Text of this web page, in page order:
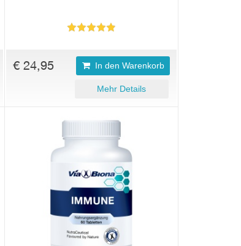
In den Warenkorb
Mehr Details
€ 24,95